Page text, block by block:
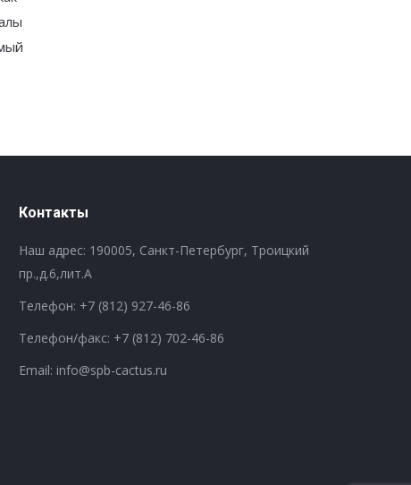
Контакты
Наш адрес: 190005, Санкт-Петербург, Троицкий
пр.,д.6,лит.А
Телефон: +7 (812) 927-46-86
Телефон/факс: +7 (812) 702-46-86
Email: info@spb-cactus.ru